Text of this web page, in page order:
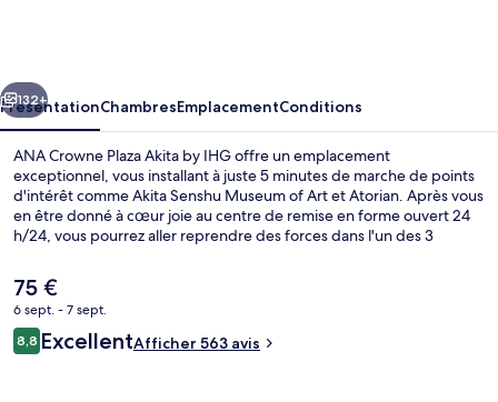
by
IHG
Restaurant
Suivant
132+
PrésentationChambresEmplacementConditions
ANA Crowne Plaza Akita by IHG offre un emplacement
exceptionnel, vous installant à juste 5 minutes de marche de points
d'intérêt comme Akita Senshu Museum of Art et Atorian. Après vous
en être donné à cœur joie au centre de remise en forme ouvert 24
h/24, vous pourrez aller reprendre des forces dans l'un des 3
Shenshu Park et Musée d'art d'Akita se trouvent par ailleurs à moins
de 10 minutes à pied. Les autres voyageurs adorent le personnel
attentionné.
Le
prix
actuel
est
75 €
6 sept. - 7 sept.
Avis
voyageurs
8,88,8 sur 10
ExcellentAfficher 563 avis